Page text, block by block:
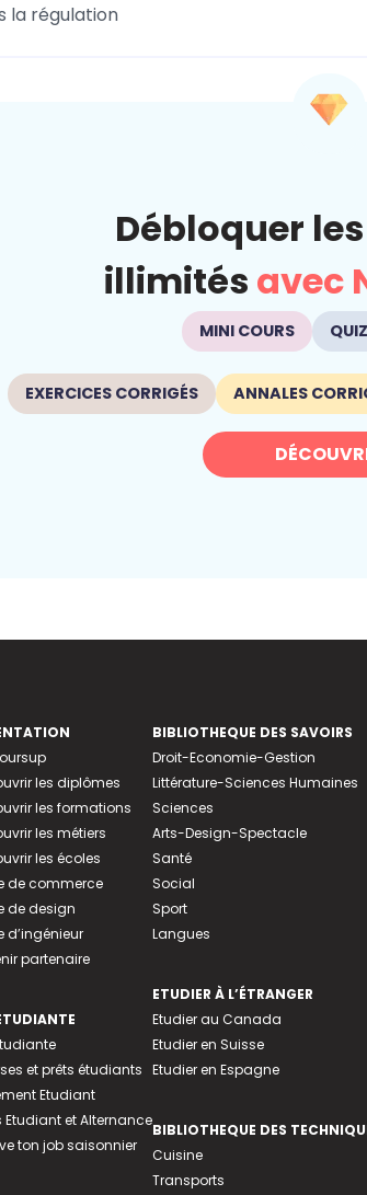
la régulation
Débloquer
illimités avec
MINI COURS QUIZ
EXERCICES CORRIGÉS ANNALES
les diplômes
les formations
les métiers
les écoles
de commerce
de design
d’ingénieur
partenaire
et prêts étudiants
Etudiant
Etudiant et Alternance
ton job saisonnier
BIBLIOTHEQUE DES SAVOIRS
Droit-Economie-Gestion
Littérature-Sciences Humaines
Sciences
Arts-Design-Spectacle
Santé
Social
Sport
Langues
ETUDIER À L’ÉTRANGER
Etudier au Canada
Etudier en Suisse
Etudier en Espagne
BIBLIOTHEQUE DES
Cuisine
Transports